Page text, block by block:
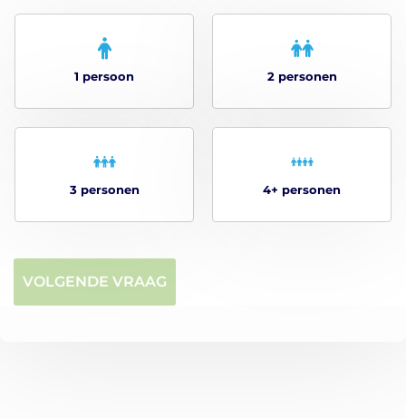
1 persoon 2 personen
3 personen 4+ personen
VOLGENDE VRAAG